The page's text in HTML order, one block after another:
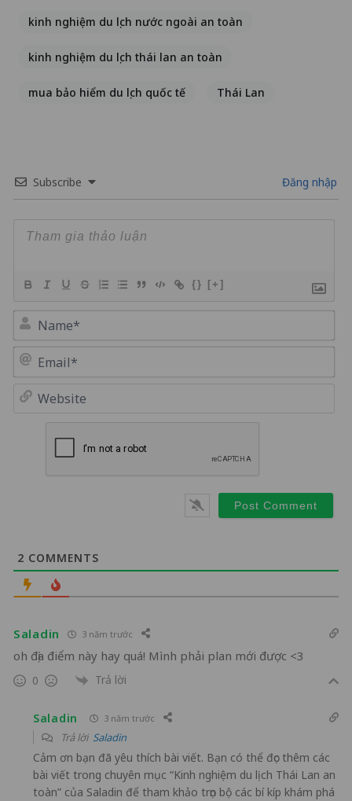
kinh nghiệm du lịch nước ngoài an toàn
kinh nghiệm du lịch thái lan an toàn
mua bảo hiểm du lịch quốc tế Thái Lan
Subscribe Đăng nhập
{} [+]
2 COMMENTS
Saladin 3 năm trước
oh địa điểm này hay quá! Mình phải plan mới được <3
0 Trả lời
Saladin 3 năm trước
Trả lời Saladin
Cảm ơn bạn đã yêu thích bài viết. Bạn có thể đọc thêm các
bài viết trong chuyên mục “Kinh nghiệm du lịch Thái Lan an
toàn” của Saladin để tham khảo trọn bộ các bí kíp khám phá